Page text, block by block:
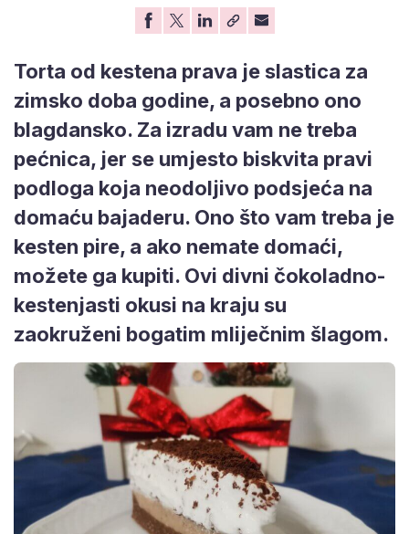
Torta od kestena prava je slastica za
zimsko doba godine, a posebno ono
blagdansko. Za izradu vam ne treba
pećnica, jer se umjesto biskvita pravi
podloga koja neodoljivo podsjeća na
domaću bajaderu. Ono što vam treba je
kesten pire, a ako nemate domaći,
možete ga kupiti. Ovi divni čokoladno-
kestenjasti okusi na kraju su
zaokruženi bogatim mliječnim šlagom.